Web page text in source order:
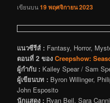
เขียนบน19 พฤศจิกายน 2023
แนวซีรีส์ : Fantasy, Horror,
ตอนที่ 2 ของCreepshow:
ผู้กำกับ : Kailey Spear / Sam
ผู้เขียนบท : Byron Willinger,
John Esposito
นักแสดง : Ryan Beil, Sara